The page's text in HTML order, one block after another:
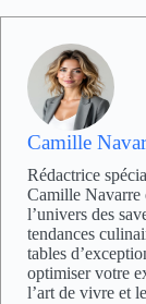
Camille
Rédactrice
Camille Navarre
l’univers des
tendances
tables
optimiser votre
l’art de vivre et